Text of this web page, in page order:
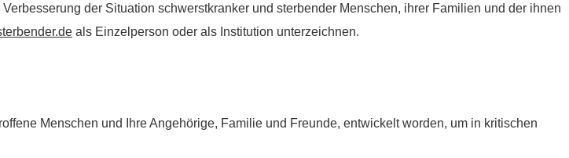
der Situation schwerstkranker und sterbender Menschen, ihrer Familien und der ihnen
als Einzelperson oder als Institution unterzeichnen.
Menschen und Ihre Angehörige, Familie und Freunde, entwickelt worden, um in kritischen